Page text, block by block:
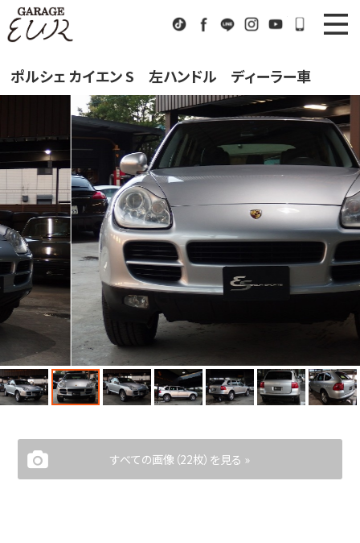
TikTokFacebook
LINE InstagramYoutube072-
ニュース
Stock List
在庫車情報
EUR Sports
EURスポーツ
Factory
工場紹介
Company
会社概要
アクセス
Contact us
お問い合わせ
ポルシェ カイエン S 左ハンドル ディーラー車
すべての画像（22枚）を見る »